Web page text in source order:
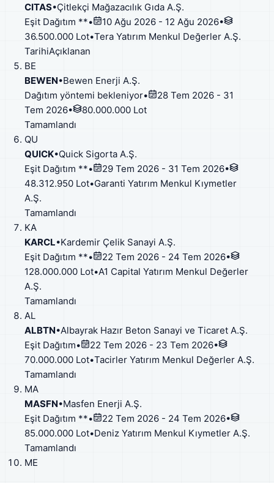
CITAS•Çitlekçi Mağazacılık Gıda A.Ş.
Eşit Dağıtım **• 10 Ağu 2026 - 12 Ağu 2026•
36.500.000 Lot•Tera Yatırım Menkul Değerler A.Ş.
TarihiAçıklanan
BE
BEWEN•Bewen Enerji A.Ş.
Dağıtım yöntemi bekleniyor•
28 Tem 2026 - 31
Tem 2026•
80.000.000 Lot
Tamamlandı
QU
QUICK•Quick Sigorta A.Ş.
Eşit Dağıtım **• 29 Tem 2026 - 31 Tem 2026•
48.312.950 Lot•Garanti Yatırım Menkul Kıymetler
A.Ş.
Tamamlandı
KA
KARCL•Kardemir Çelik Sanayi A.Ş.
Eşit Dağıtım **• 22 Tem 2026 - 24 Tem 2026•
128.000.000 Lot•A1 Capital Yatırım Menkul Değerler
A.Ş.
Tamamlandı
AL
ALBTN•Albayrak Hazır Beton Sanayi ve Ticaret A.Ş.
Eşit Dağıtım• 22 Tem 2026 - 23 Tem 2026•
70.000.000 Lot•Tacirler Yatırım Menkul Değerler A.Ş.
Tamamlandı
MA
MASFN•Masfen Enerji A.Ş.
Eşit Dağıtım **• 22 Tem 2026 - 24 Tem 2026•
85.000.000 Lot•Deniz Yatırım Menkul Kıymetler A.Ş.
Tamamlandı
ME